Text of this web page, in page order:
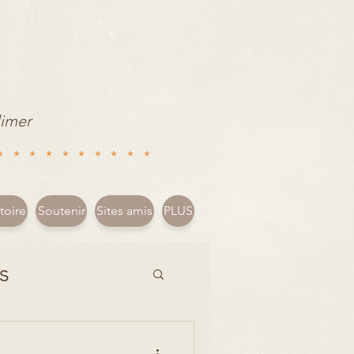
Soutenir Sites amis PLUS